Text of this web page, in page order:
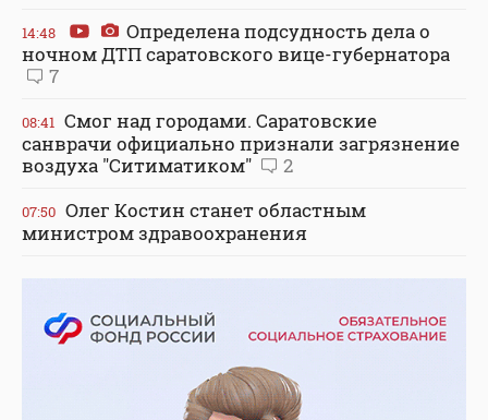
14:48
Определена подсудность дела о
ночном ДТП саратовского вице-губернатора
7
08:41 Смог над городами. Саратовские
санврачи официально признали загрязнение
воздуха "Ситиматиком"
2
07:50 Олег Костин станет областным
министром здравоохранения